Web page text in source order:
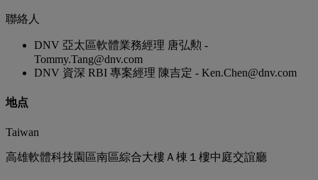
聯絡人
DNV 亞太區軟體業務經理 唐弘勲 -
Tommy.Tang@dnv.com
DNV 資深 RBI 專案經理 陳吉定 - Ken.Chen@dnv.com
地点
Taiwan
高雄軟體科技園區南區綜合大樓Ａ棟１樓中庭交誼廳